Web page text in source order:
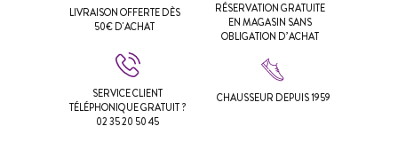
LIVRAISON OFFERTE DÈS
50€ D'ACHAT
RÉSERVATION GRATUITE
EN MAGASIN SANS
OBLIGATION D’ACHAT
SERVICE CLIENT
TÉLÉPHONIQUE GRATUIT ?
02 35 20 50 45
CHAUSSEUR DEPUIS 1959